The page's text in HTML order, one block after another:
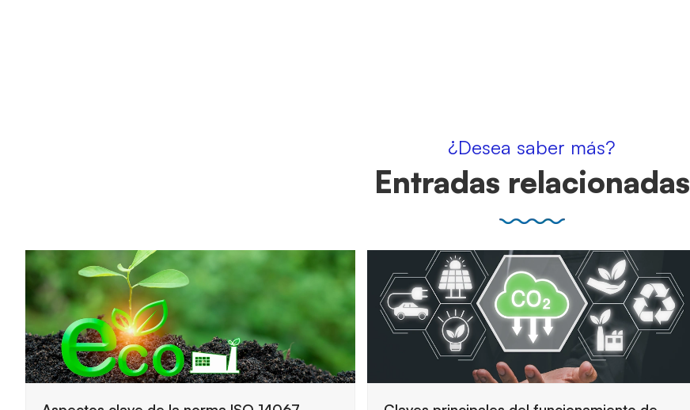
¿Desea saber más?
Entradas relacionadas